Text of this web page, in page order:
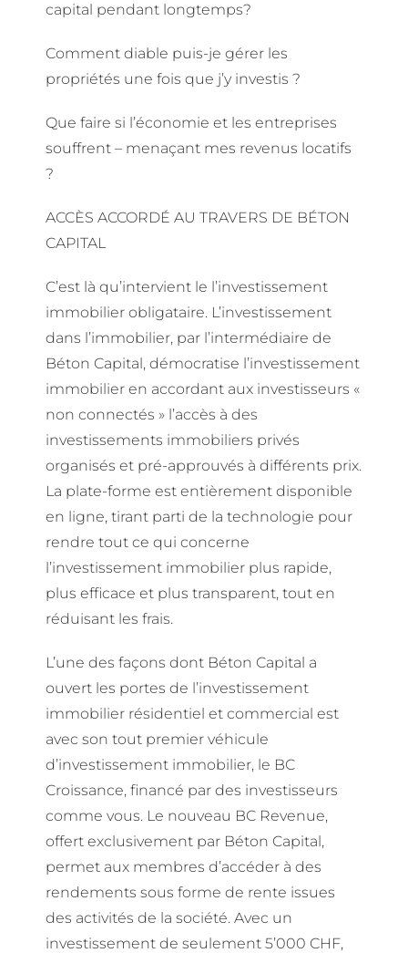
capital pendant longtemps?
Comment diable puis-je gérer les
propriétés une fois que j’y investis ?
Que faire si l’économie et les entreprises
souffrent – ​menaçant mes revenus locatifs
?
ACCÈS ACCORDÉ AU TRAVERS DE BÉTON
CAPITAL
C’est là qu’intervient le l’investissement
immobilier obligataire. L’investissement
dans l’immobilier, par l’intermédiaire de
Béton Capital, démocratise l’investissement
immobilier en accordant aux investisseurs «
non connectés » l’accès à des
investissements immobiliers privés
organisés et pré-approuvés à différents prix.
La plate-forme est entièrement disponible
en ligne, tirant parti de la technologie pour
rendre tout ce qui concerne
l’investissement immobilier plus rapide,
plus efficace et plus transparent, tout en
réduisant les frais.
L’une des façons dont Béton Capital a
ouvert les portes de l’investissement
immobilier résidentiel et commercial est
avec son tout premier véhicule
d’investissement immobilier, le BC
Croissance, financé par des investisseurs
comme vous. Le nouveau BC Revenue,
offert exclusivement par Béton Capital,
permet aux membres d’accéder à des
rendements sous forme de rente issues
des activités de la société. Avec un
investissement de seulement 5’000 CHF,